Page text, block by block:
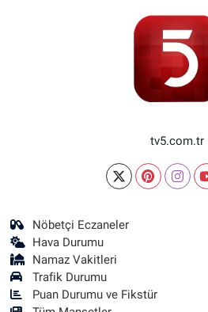
tv5.com.tr
Nöbetçi Eczaneler
Hava Durumu
Namaz Vakitleri
Trafik Durumu
Puan Durumu ve Fikstür